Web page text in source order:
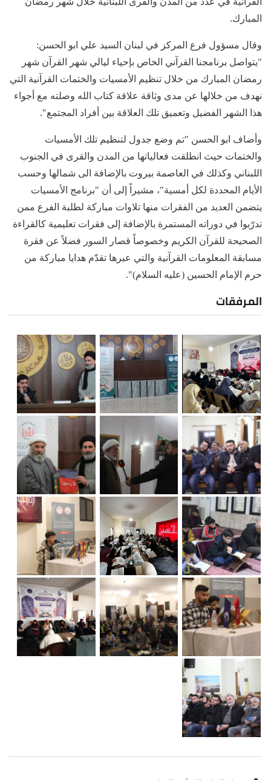
المبارك.
وقال مسؤول فرع المركز في لبنان السيد علي ابو الحسن:
"يتواصل برنامجنا القرآني الخاص بإحياء ليالي شهر القرآن شهر
رمضان المبارك من خلال تنظيم الأمسيات والختمات القرآنية التي
نهدف من خلالها عن مدى وثاقة علاقة كتاب الله وصلته مع أجواء
هذا الشهر الفضيل وتعميق تلك العلاقة بين أفراد المجتمع".
وأضاف ابو الحسن "تم وضع جدول لتنظيم تلك الأمسيات
والختمات حيث انطلقت فعالياتها من المدن والقرى في الجنوب
اللبناني وكذلك في العاصمة بيروت بالإضافة الى شمالها وحسب
الأيام المحددة لكل أمسية"، مشيراً إلى أن "برنامج الأمسيات
يتضمن العديد من الفقرات منها تلاوات مباركة لطلبة الفرع ممن
تدرّبوا في دوراته المستمرة بالإضافة إلى فقرات تعليمية كالقراءة
الصحيحة للقرآن الكريم وخصوصاً قصار السور فضلاً عن فقرة
مسابقة المعلومات القرآنية والتي عبرها تقدّم هدايا مباركة من
حرم الإمام الحسين (عليه السلام)".
المرفقات